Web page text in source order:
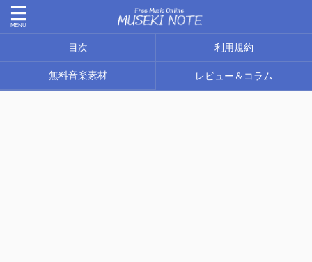
目次 利用規約
無料音楽素材 レビュー＆コラム